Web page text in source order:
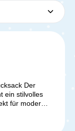
Der
ein stilvolles
für moderne
schicken und
einer